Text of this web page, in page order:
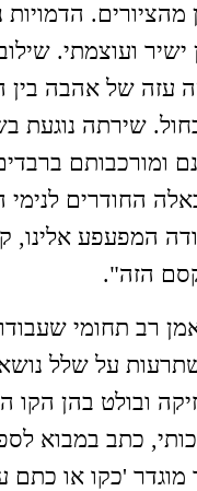
הדמויות
ישיר ועוצמתי.
עזה של אהבה בין
שירתה נוגעת
ומורכבותם
החודרים לנימי
המפעפע אלינו,
הזה".
רב תחומי
על שלל
ובולט בהן הקו
כתב במבוא
מוגדר 'כקו או